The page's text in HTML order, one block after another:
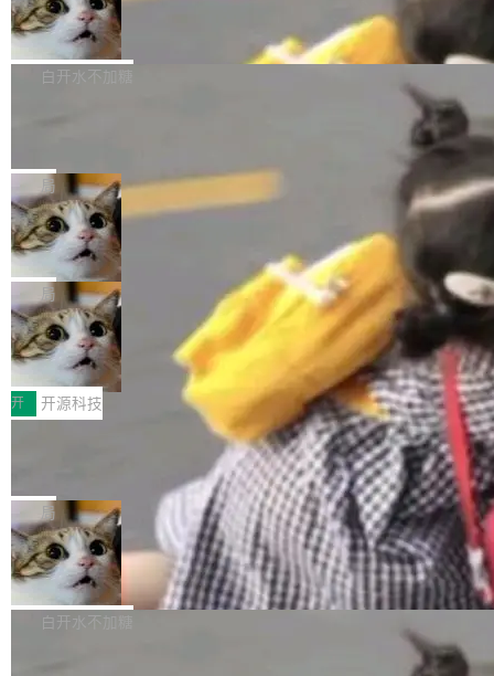
的图像元素不在同一个子树中，则它们将不再关
联 加...
至今）的所有 commit，同样交由 AI 分析提炼。
经过人工复核，准确度令人满意。这一方法也为
社区爱好者提供了高效跟踪新版本的思路。
ebastian Pipping 写在博客里的话。8 月 4 日，
他宣布了一个新消息：从 2026 年 8 月 1 日起，
他可以全职维护 libexpat 了，最长 6 个月。发
库之一。你的操作系统、浏览器、无数的基础设
施软件，很可能都在用它。而过去十年，维护它
的人一直在用业余...
Firefox 153.0.3 发布
Firefox 153.0.3 现已发布，具体更新内容如
下： New Smart Window 包含多项增强功能：
gi?id=2019042">Bug&nbsp;2019042</a>）</l
i> <li>现在，助手可以直接使用 Exa 的网络搜索
结果回答问题，而无需将问题转交给搜索引擎。
（<a href="https://bugzilla.mozilla.org/show_
bug.cgi?id=204...
白开水不加糖
的 npm 包。项目的核心论点是：容器不适合 Ag
ent 计算。真正适合的，是 Isolate。 Cloudflare
工程师在这件事上没什么可谦虚的——他们用 W
orkers 跑了十年 Isolate。用 CEO Matthew Pri
nce 的话说：「我们一生都在用 Isolate 运行代
码，而 AI Agent 不需要容器，它们需要的是 Iso
late。」 容器为什么不合适 容器的问题在于启动
和销毁都太重了。一个 Agent 要执行的任务可能
只需要几毫秒的 CPU 时间，但容器从冷启动到
就绪要花数秒。如果未来有十...
局
OpenAI 公开邮件和聊天记录回应苹果
诉讼，称“Apple is getting this wron
g”
上个月，苹果一纸诉状把 OpenAI 告上法庭，指
控其挖角苹果前员工并窃取商业秘密。苹果的诉
状把 OpenAI 描述成一个系统性地从前东家挖
人、套取机密信息的对手。 OpenAI 没发律师
函，也没选择庭外沉默。它在官网贴了一篇博
文，标题只有六个字：Apple is getting this wro
ng。 然后，它把邮件往来和 iMessage 聊天记
录全贴了出来。 他发错人了 苹果外部律师 Gabr
iel Gross 来自 Weil 律所，2 月 23 日下午 5:53
给 OpenAI 总法律顾问 Che Chang 发了封邮
件，附了一封长信，要求 OpenAI 配合调查前苹
果员工带走机密信...
局
HUAWEI MatePad Edge上架WorkBu
ddy鸿蒙PC版，说话就能干活的AI办公
搭子
全能AI工作台WorkBuddy鸿蒙PC版上架HUAWE
I MatePad Edge应用市场，直接下载即可使
用，与鸿蒙电脑上的体验一致。值得一提的是，
这是目前市面上唯一支持平板接入WorkBuddy P
C版的产品，搭载“人机双写”重磅功能——你写
你的，AI写AI的，同屏协作互不干扰。一句话让
AI帮你干活，现在开启全新体验！ 温馨提示：
体验WorkBuddy鸿蒙PC版前，请将 HUAWEI M
atePad Edge 升级至 HarmonyOS 6.1.0.135S
P9 patch03及以上版本。 *升级路径：设置 > 搜
开 开源科技
FFmpeg 9.0 发布：代号“Lei”，以此纪
全球知名开源多媒体框架 FFmpeg 今天正式发
布了 9.0 版本。这个版本除了带来新一代音视频
处理能力和硬件加速支持之外，还有一个特殊之
处：FFmpeg 9.0 的代号是“Lei”。 这个名字，
来自中国开发者雷霄骅（Lei Xiaohua）。 对于
很多中国音视频开发者而言，这个名字并不陌
局
亚马逊成本失控：AI 写代码烧掉 1215
万元，超预算 860%
外媒近日曝光了亚马逊的多份内部报告显示，AI
导致公司在多个项目上超支。《金融时报》报道
白开水不加糖